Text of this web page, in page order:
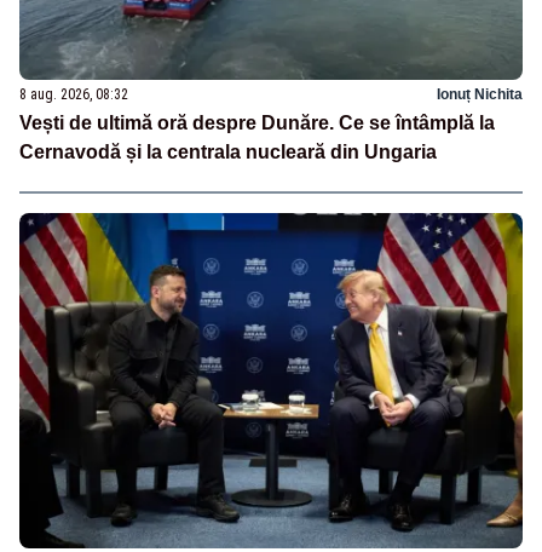
8 aug. 2026, 08:32 Ionuț Nichita
Vești de ultimă oră despre Dunăre. Ce se întâmplă la
Cernavodă și la centrala nucleară din Ungaria